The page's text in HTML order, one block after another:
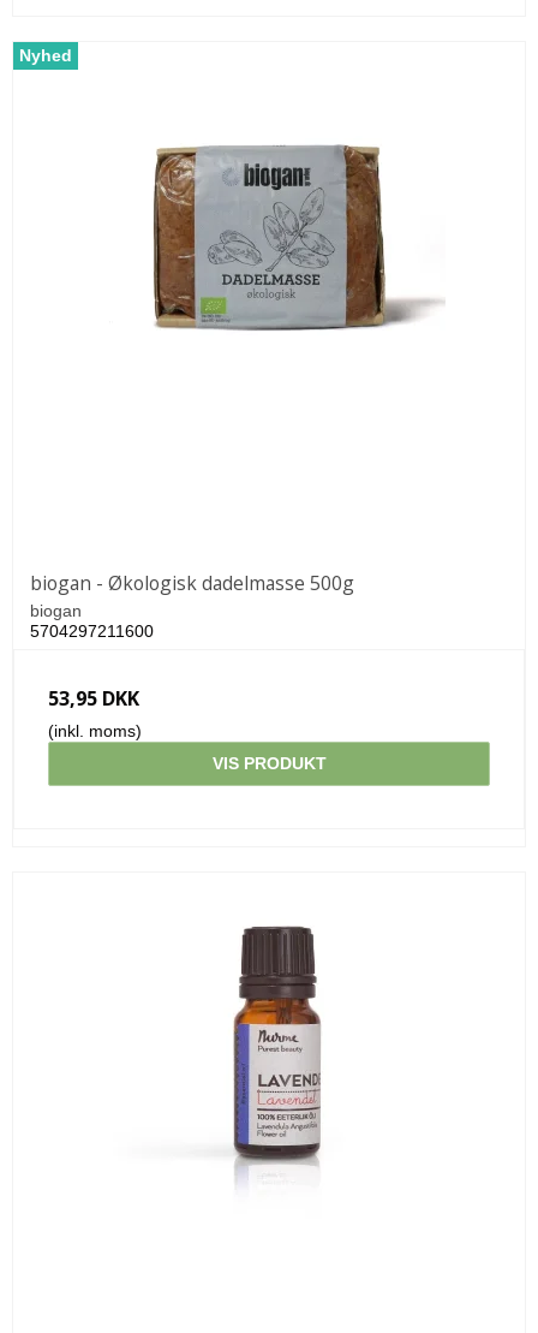
Nyhed
biogan - Økologisk dadelmasse 500g
biogan
5704297211600
53,95 DKK
(inkl. moms)
VIS PRODUKT